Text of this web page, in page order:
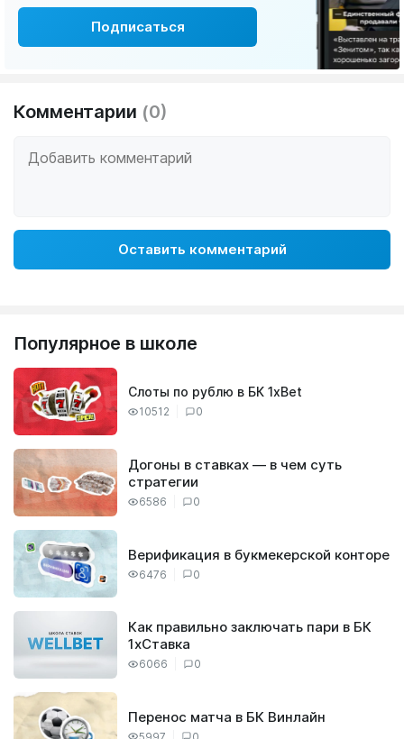
Подписаться
Комментарии (0)
Оставить комментарий
Популярное в школе
10512 0
Слоты по рублю в БК 1xBet
6586 0
Догоны в ставках — в чем суть
стратегии
6476 0
Верификация в букмекерской конторе
6066 0
Как правильно заключать пари в БК
1хСтавка
Перенос матча в БК Винлайн